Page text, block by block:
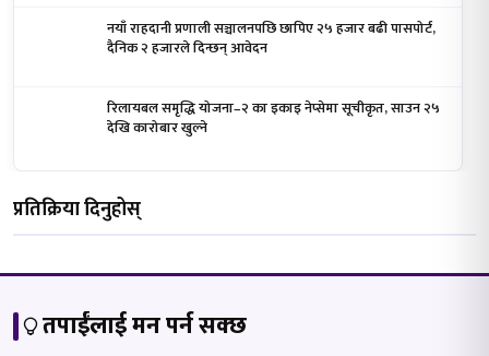
नयाँ राहदानी प्रणाली सञ्चालनपछि छापिए २५ हजार बढी पासपोर्ट,
दैनिक २ हजारले दिन्छन् आवेदन
रिलायबल समृद्धि योजना–२ का इकाइ नेप्सेमा सूचीकृत, साउन २५
देखि कारोबार खुल्ने
प्रतिक्रिया दिनुहोस्
तपाईंलाई मन पर्न सक्छ